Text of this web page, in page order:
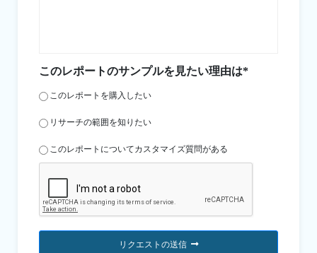
このレポートのサンプルを見たい理由は*
このレポートを購入したい
リサーチの範囲を知りたい
このレポートについてカスタマイズ質問がある
リクエストの送信